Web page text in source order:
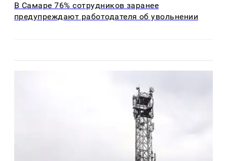
В Самаре 76% сотрудников заранее
предупреждают работодателя об увольнении